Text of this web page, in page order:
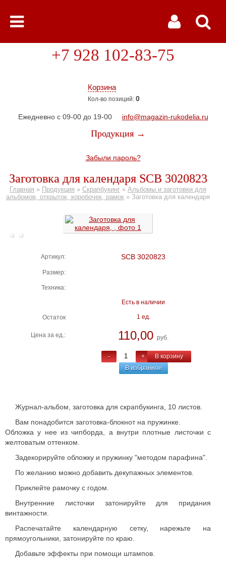
Корзина
Кол-во позиций: 0
+7 928 102-83-75
Ежедневно с 09-00 до 19-00 info@magazin-rukodelia.ru
Продукция →
Забыли пароль?
Заготовка для календаря SCB 3020823
Главная » Продукция » Скрапбукинг » Альбомы и заготовки для
альбомов, открыток, коробочек, рамок » Заготовка для календаря
Артикул: SCB 3020823
Размер:
Техника:
Есть в наличии
Остаток 1 ед.
Цена за ед.: 110,00 руб.
- +
В корзину
В избранное
Журнал-альбом, заготовка для скрапбукинга, 10 листов.
Вам понадобится заготовка-блокнот на пружинке.
Обложка у нее из чипборда, а внутри плотные листочки с
желтоватым оттенком.
Задекорируйте обложку и пружинку "методом парафина".
По желанию можно добавить декупажных элементов.
Приклейте рамочку с годом.
Внутренние листочки затонируйте для придания
винтажности.
Распечатайте календарную сетку, нарежьте на
прямоугольники, затонируйте по краю.
Добавьте эффекты при помощи штампов.